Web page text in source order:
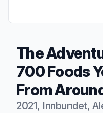
The
700 Foods
From
2021, Innbundet,